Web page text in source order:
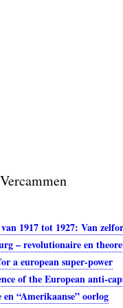
1917 tot 1927: Van
– revolutionaire en
a european super-power
of the European anti-
en “Amerikaanse” oorlog